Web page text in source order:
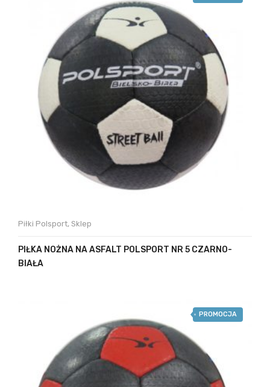
Piłki Polsport, Sklep
PIŁKA NOŻNA NA ASFALT POLSPORT NR 5 CZARNO-
BIAŁA
PROMOCJA